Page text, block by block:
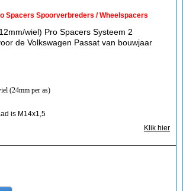
Spacers Spoorverbreders / Wheelspacers
wiel) Pro Spacers Systeem 2
de Volkswagen Passat van bouwjaar
(24mm per as)
is M14x1,5
Klik hier